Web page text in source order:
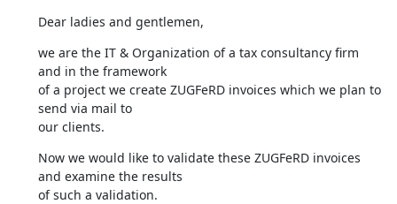
Dear ladies and gentlemen,
we are the IT & Organization of a tax consultancy firm
and in the framework
of a project we create ZUGFeRD invoices which we plan to
send via mail to
our clients.
Now we would like to validate these ZUGFeRD invoices
and examine the results
of such a validation.